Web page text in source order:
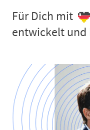
Für Dich mit
entwickelt und